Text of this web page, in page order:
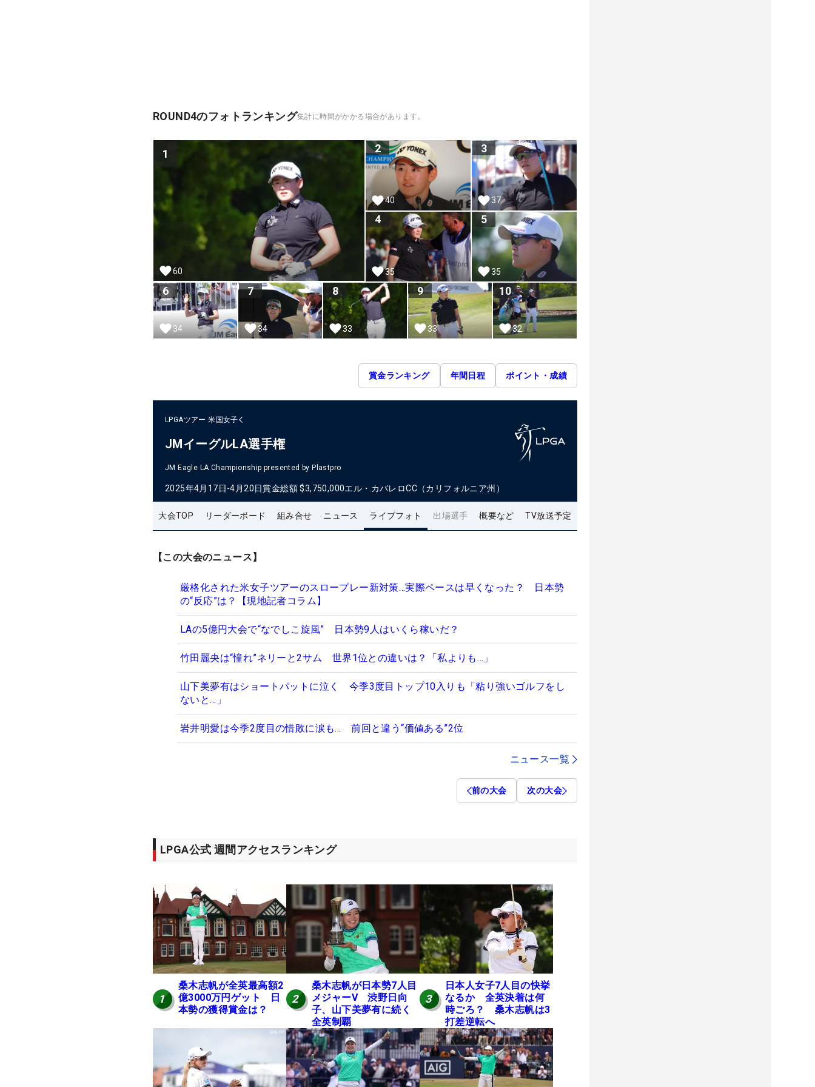
ROUND4のフォトランキング集計に時間がかかる場合があります。
1
60
2
40
3
37
4
35
5
35
6
34
7
34
8
33
9
33
10
32
賞金ランキング 年間日程 ポイント・成績
LPGAツアー 米国女子
JMイーグルLA選手権
JM Eagle LA Championship presented by Plastpro
2025年4月17日-4月20日賞金総額 $3,750,000エル・カバレロCC（カリフォルニア州）
大会TOP リーダーボード 組み合せ ニュース ライブフォト 出場選手 概要など TV放送予定
【この大会のニュース】
厳格化された米女子ツアーのスロープレー新対策…実際ペースは早くなった？ 日本勢
の“反応”は？【現地記者コラム】
LAの5億円大会で“なでしこ旋風” 日本勢9人はいくら稼いだ？
竹田麗央は“憧れ”ネリーと2サム 世界1位との違いは？「私よりも…」
山下美夢有はショートパットに泣く 今季3度目トップ10入りも「粘り強いゴルフをし
ないと…」
岩井明愛は今季2度目の惜敗に涙も… 前回と違う“価値ある”2位
ニュース一覧
前の大会 次の大会
LPGA公式 週間アクセスランキング
1
桑木志帆が全英最高額2
億3000万円ゲット 日
本勢の獲得賞金は？
2
桑木志帆が日本勢7人目
メジャーV 渋野日向
子、山下美夢有に続く
全英制覇
3
日本人女子7人目の快挙
なるか 全英決着は何
時ごろ？ 桑木志帆は3
打差逆転へ